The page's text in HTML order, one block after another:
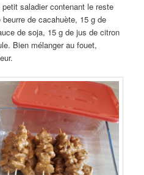
saladier contenant le reste
de cacahuète, 15 g de
de soja, 15 g de jus de citron
Bien mélanger au fouet,